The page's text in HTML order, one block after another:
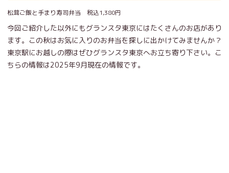
松茸ご飯と手まり寿司弁当 税込1,380円
今回ご紹介した以外にもグランスタ東京にはたくさんのお店があり
ます。この秋はお気に入りのお弁当を探しに出かけてみませんか？
東京駅にお越しの際はぜひグランスタ東京へお立ち寄り下さい。こ
ちらの情報は2025年9月現在の情報です。